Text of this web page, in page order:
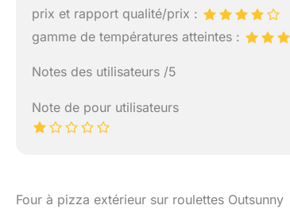
prix et rapport qualité/prix :
gamme de températures atteintes :
Notes des utilisateurs /5
Note de pour utilisateurs
Four à pizza extérieur sur roulettes Outsunny